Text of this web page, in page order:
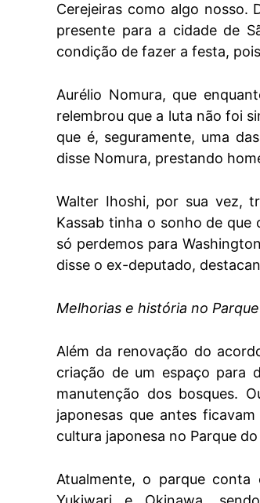
Cerejeiras como algo nosso.
presente para a cidade de
condição de fazer a festa,
Aurélio Nomura, que
relembrou que a luta não foi
que é, seguramente, uma
disse Nomura, prestando
Walter Ihoshi, por sua vez,
Kassab tinha o sonho de que
só perdemos para
disse o ex-deputado,
Melhorias e história no
Além da renovação do
criação de um espaço para
manutenção dos bosques.
japonesas que antes
cultura japonesa no Parque
Atualmente, o parque conta